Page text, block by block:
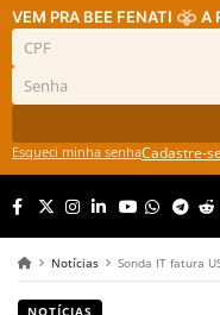
VEM PRA BEE FENATI A
Esqueci minha senhaCadastre-se
Notícias Sonda IT fatura